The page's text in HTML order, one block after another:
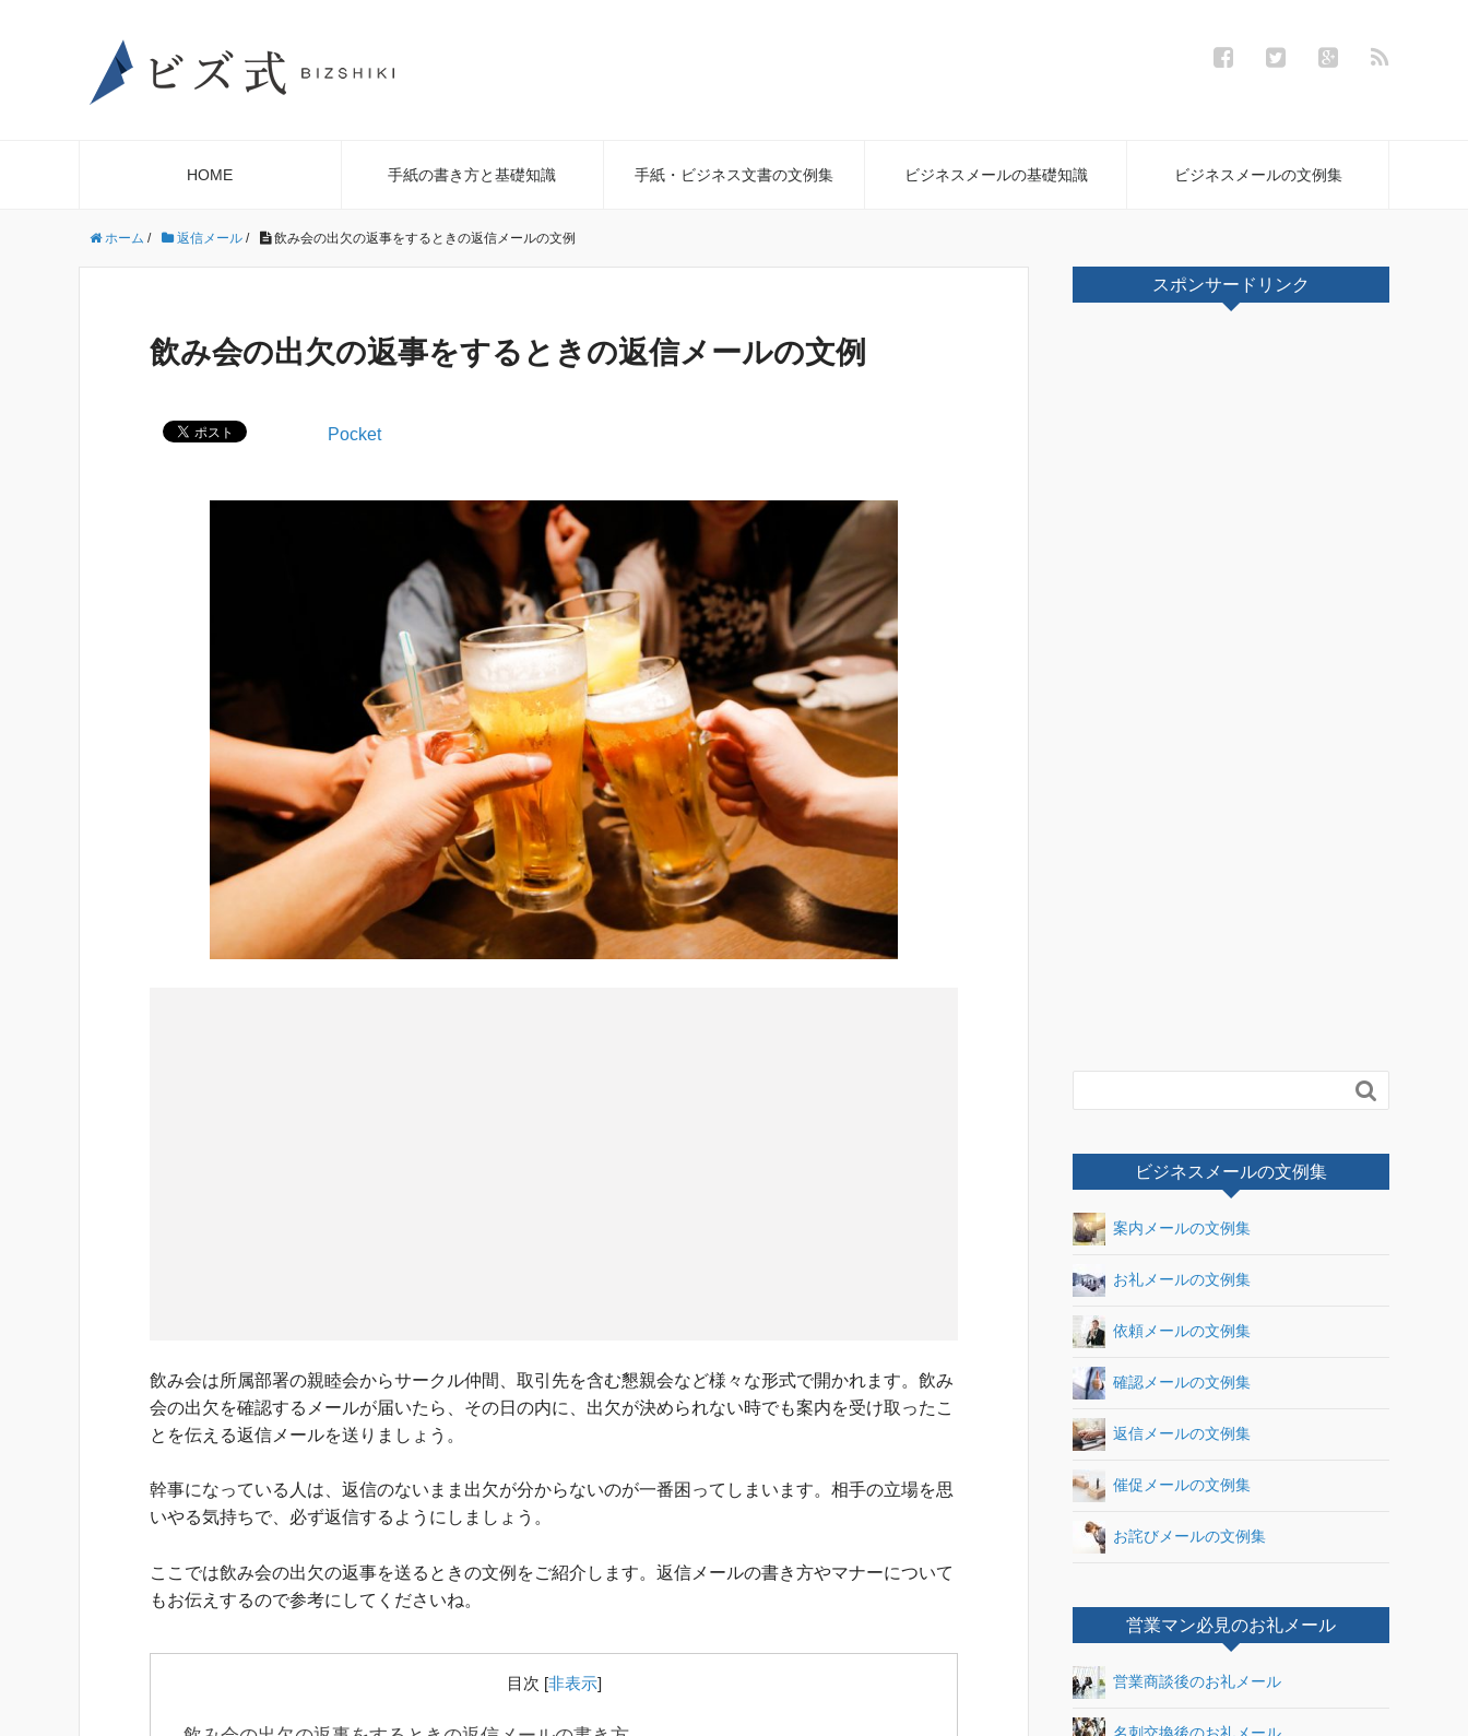
HOME 手紙の書き方と基礎知識 手紙・ビジネス文書の文例集 ビジネスメールの基礎知識 ビジネスメールの文例集
ホーム / 返信メール / 飲み会の出欠の返事をするときの返信メールの文例
飲み会の出欠の返事をするときの返信メールの文例
Pocket
飲み会は所属部署の親睦会からサークル仲間、取引先を含む懇親会など様々な形式で開かれます。飲み
会の出欠を確認するメールが届いたら、その日の内に、出欠が決められない時でも案内を受け取ったこ
とを伝える返信メールを送りましょう。
幹事になっている人は、返信のないまま出欠が分からないのが一番困ってしまいます。相手の立場を思
いやる気持ちで、必ず返信するようにしましょう。
ここでは飲み会の出欠の返事を送るときの文例をご紹介します。返信メールの書き方やマナーについて
もお伝えするので参考にしてくださいね。
目次 [非表示]
スポンサードリンク

ビジネスメールの文例集
案内メールの文例集
お礼メールの文例集
依頼メールの文例集
確認メールの文例集
返信メールの文例集
催促メールの文例集
お詫びメールの文例集
営業マン必見のお礼メール
営業商談後のお礼メール
名刺交換後のお礼メール